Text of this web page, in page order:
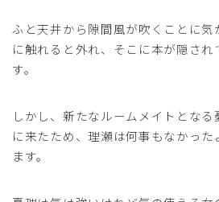
ふと天井から隙間風が吹くことに気
に触れると外れ、そこに本が隠さ
す。
しかし、新たなルームメイトとな
に来たため、理瀬は何事もなかっ
ます。